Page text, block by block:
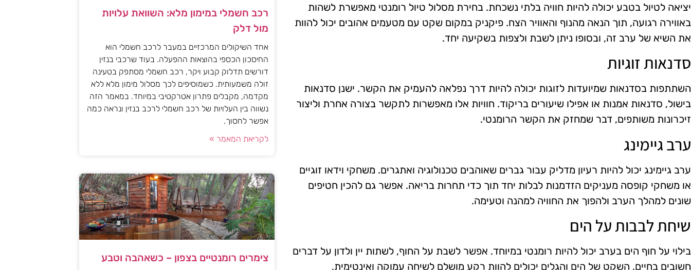
יציאה לטיול בטבע יכולה להיות חוויה בלתי נשכחת. בחירת מסלול טיול רומנטי מאפשרת לשהות
באווירה רגועה, תוך הנאה מהנוף והאוויר הצח. פיקניק במקום שקט עם מטעמים אהובים יכול להוות
את השיא של ערב זה, ובסופו ניתן לשבת ולצפות בשקיעה יחד.
סדנאות זוגיות
השתתפות בסדנאות שמיועדות לזוגות יכולה להיות דרך נפלאה להעמיק את הקשר. ישנן סדנאות
בישול, סדנאות אמנות או אפילו שיעורים בריקוד. חוויות אלו מאפשרות לתקשר בצורה אחרת וליצור
זיכרונות משותפים, דבר שמחזק את הקשר הרומנטי.
ערב גיימינג
ערב גיימינג יכול להיות רעיון מדליק עבור גברים שאוהבים טכנולוגיה ואתגרים. משחקי וידאו זוגיים
או משחקי קופסה מעניקים הזדמנות לבלות יחד תוך כדי תחרות בריאה. אפשר גם להכין חטיפים
שונים למהלך הערב ולהפוך את החוויה למהנה וטעימה.
שיחת לבבות על הים
בילוי על חוף הים בערב יכול להיות רומנטי במיוחד. אפשר לשבת על החוף, לשתות יין ולדון על דברים
חשובים בחיים. השקט של הים והגלים יכולים להוות רקע מושלם לשיחה עמוקה ואינטימית,
רכב חשמלי במימון מלא: השוואת עלויות
מול דלק
אחד השיקולים המרכזיים במעבר לרכב חשמלי הוא
החיסכון הכספי בהוצאות ההפעלה. בעוד שרכבי בנזין
דורשים תדלוק קבוע ויקר, רכב חשמלי מסתפק בטעינה
זולה משמעותית. כשמוסיפים לכך מסלול מימון מלא ללא
מקדמה, מקבלים פתרון אטרקטיבי במיוחד. במאמר הזה
נשווה בין העלויות של רכב חשמלי לרכב בנזין ונראה כמה
אפשר לחסוך.
לקריאת המאמר »
צימרים רומנטיים בצפון – כשאהבה וטבע